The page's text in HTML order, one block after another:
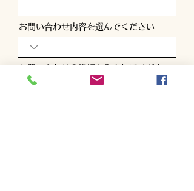
お問い合わせ内容を選んでください
お問い合わせの詳細を入力してくださ